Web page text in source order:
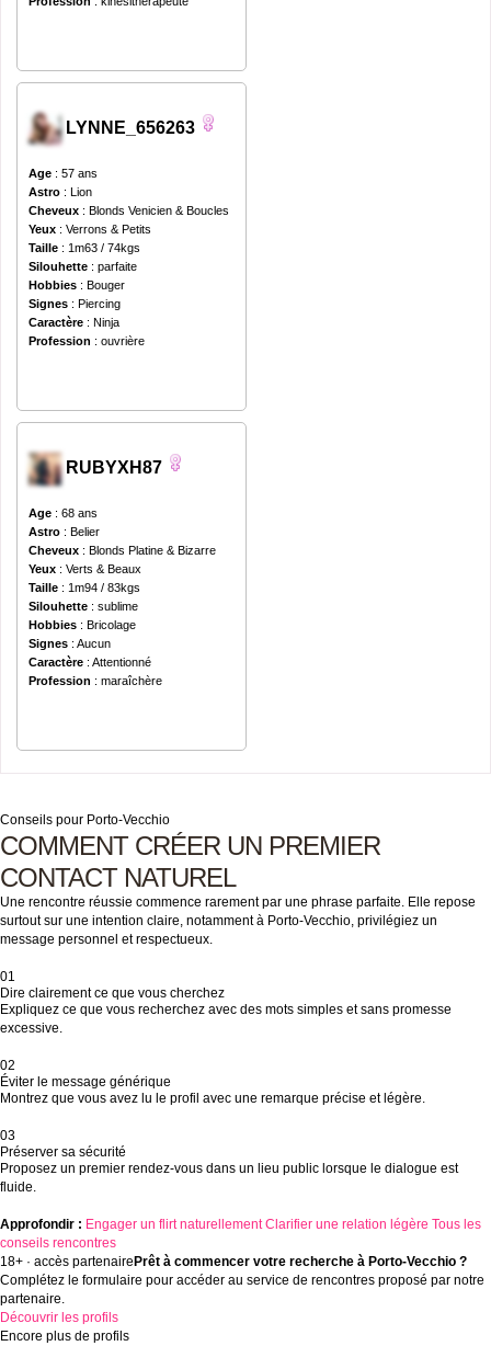
LYNNE_656263
Age : 57 ans
Astro : Lion
Cheveux : Blonds Venicien & Boucles
Yeux : Verrons & Petits
Taille : 1m63 / 74kgs
Silouhette : parfaite
Hobbies : Bouger
Signes : Piercing
Caractère : Ninja
Profession : ouvrière
RUBYXH87
Age : 68 ans
Astro : Belier
Cheveux : Blonds Platine & Bizarre
Yeux : Verts & Beaux
Taille : 1m94 / 83kgs
Silouhette : sublime
Hobbies : Bricolage
Signes : Aucun
Caractère : Attentionné
Profession : maraîchère
Conseils pour Porto-Vecchio
COMMENT CRÉER UN PREMIER
CONTACT NATUREL
Une rencontre réussie commence rarement par une phrase parfaite. Elle repose
surtout sur une intention claire, notamment à Porto-Vecchio, privilégiez un
message personnel et respectueux.
01
Dire clairement ce que vous cherchez
Expliquez ce que vous recherchez avec des mots simples et sans promesse
excessive.
02
Éviter le message générique
Montrez que vous avez lu le profil avec une remarque précise et légère.
03
Préserver sa sécurité
Proposez un premier rendez-vous dans un lieu public lorsque le dialogue est
fluide.
Approfondir : Engager un flirt naturellement Clarifier une relation légère Tous les
conseils rencontres
18+ · accès partenaire Prêt à commencer votre recherche à Porto-Vecchio ?
Complétez le formulaire pour accéder au service de rencontres proposé par notre
partenaire.
Découvrir les profils
Encore plus de profils